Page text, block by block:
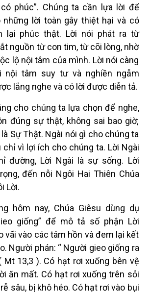
phúc”. Chúng ta cần lựa lời để
những lời toàn gây thiệt hại và có
lại phúc thật. Lời nói phát ra từ
nguồn từ con tim, từ cõi lòng, nhờ
lộ nội tâm của mình. Lời nói càng
nội tâm suy tư và nghiền ngẫm
lắng nghe và có lời được diễn tả.
cho chúng ta lựa chọn để nghe,
đúng sự thật, không sai bao giờ;
Sự Thật. Ngài nói gì cho chúng ta
chỉ vì lợi ích cho chúng ta. Lời Ngài
đường, Lời Ngài là sự sống. Lời
đến nỗi Ngôi Hai Thiên Chúa
Lời.
hôm nay, Chúa Giêsu dùng dụ
giống” để mô tả số phận Lời
vãi vào các tâm hồn và đem lại kết
Người phán: “ Người gieo giống ra
Mt 13,3 ). Có hạt rơi xuống bên vệ
ăn mất. Có hạt rơi xuống trên sỏi
sâu, bị khô héo. Có hạt rơi vào bụi